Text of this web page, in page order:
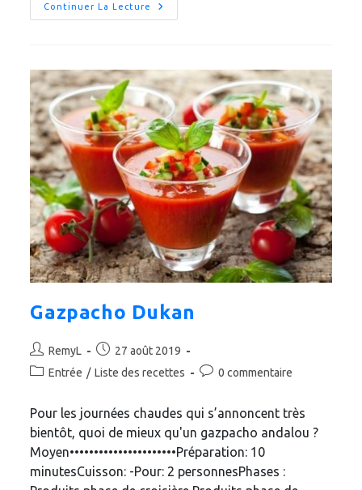
Continuer La Lecture
Muffins
Aux
Fromage
Frais
Gazpacho Dukan
Auteur/autrice
de
RemyL
Publication
publiée :
27 août 2019
PostEntrée / Liste des recettes
Commentaires
la
publication :
0 commentaire
Pour les journées chaudes qui s’annoncent très
bientôt, quoi de mieux qu'un gazpacho andalou ?
Moyen••••••••••••••••••••••Préparation: 10
minutesCuisson: -Pour: 2 personnesPhases :